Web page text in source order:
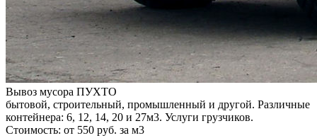
Вывоз мусора ПУХТО
бытовой, строительный, промышленный и другой. Различные
контейнера: 6, 12, 14, 20 и 27м3. Услуги грузчиков.
Стоимость: от 550 руб. за м3